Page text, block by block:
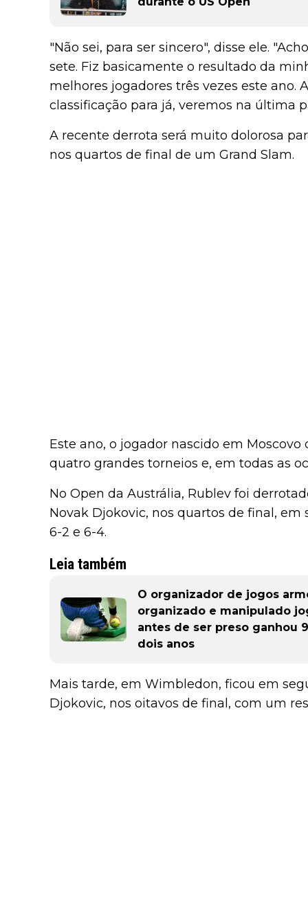
"Não sei, para ser sincero", disse ele.
sete. Fiz basicamente o resultado da
melhores jogadores três vezes este ano.
classificação para já, veremos na última
A recente derrota será muito dolorosa
nos quartos de final de um Grand Slam.
Este ano, o jogador nascido em
quatro grandes torneios e, em todas as
No Open da Austrália, Rublev foi
Novak Djokovic, nos quartos de final,
6-2 e 6-4.
Leia também
O organizador de jogos
organizado e manipulado
antes de ser preso ganhou
dois anos
Mais tarde, em Wimbledon, ficou em
Djokovic, nos oitavos de final, com um